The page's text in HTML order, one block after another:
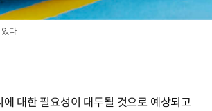
다
대한 필요성이 대두될 것으로 예상되고